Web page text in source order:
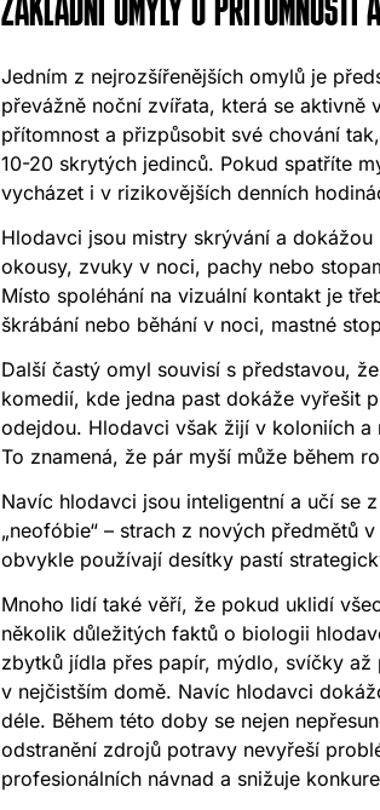
ZÁKLADNÍ OMYLY O PŘÍTOMNOSTI
Jedním z nejrozšířenějších omylů je
převážně noční zvířata, která se
přítomnost a přizpůsobit své chování
10-20 skrytých jedinců. Pokud spatříte
vycházet i v rizikovějších denních
Hlodavci jsou mistry skrývání a
okousy, zvuky v noci, pachy nebo
Místo spoléhání na vizuální kontakt je
škrábání nebo běhání v noci, mastné
Další častý omyl souvisí s představou,
komedií, kde jedna past dokáže vyřešit
odejdou. Hlodavci však žijí v koloniích
To znamená, že pár myší může během
Navíc hlodavci jsou inteligentní a učí se
„neofóbie“ – strach z nových předmětů
obvykle používají desítky pastí
Mnoho lidí také věří, že pokud uklidí
několik důležitých faktů o biologii
zbytků jídla přes papír, mýdlo, svíčky
v nejčistším domě. Navíc hlodavci
déle. Během této doby se nejen
odstranění zdrojů potravy nevyřeší
profesionálních návnad a snižuje